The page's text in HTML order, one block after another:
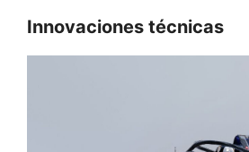
Innovaciones técnicas